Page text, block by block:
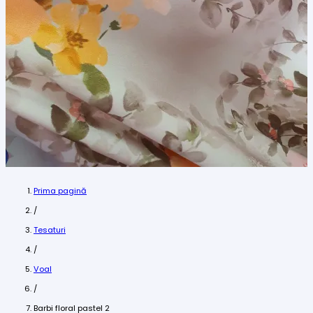
Prima pagină
/
Tesaturi
/
Voal
/
Barbi floral pastel 2